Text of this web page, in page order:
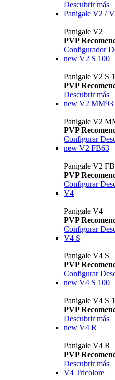
Descubrir más
Panigale V2 /
Panigale V2
PVP
Configurador
new V2 S 100
Panigale V2 S
PVP
Descubrir más
new V2 MM93
Panigale V2
PVP
Configurar
new V2 FB63
Panigale V2
PVP
Configurar
V4
Panigale V4
PVP
Configurar
V4 S
Panigale V4 S
PVP
Configurar
new V4 S 100
Panigale V4 S
PVP
Descubrir más
new V4 R
Panigale V4 R
PVP
Descubrir más
V4 Tricolore